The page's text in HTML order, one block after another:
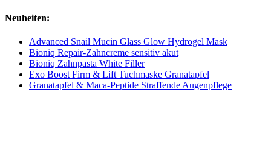
Neuheiten:
Advanced Snail Mucin Glass Glow Hydrogel Mask
Bioniq Repair-Zahncreme sensitiv akut
Bioniq Zahnpasta White Filler
Exo Boost Firm & Lift Tuchmaske Granatapfel
Granatapfel & Maca-Peptide Straffende Augenpflege